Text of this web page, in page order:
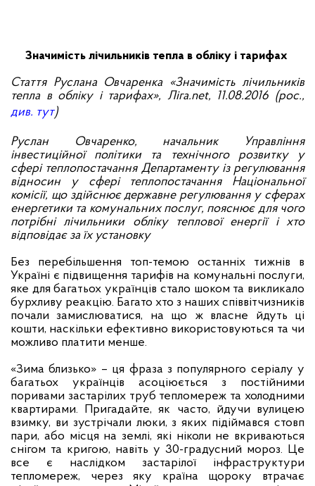
Значимість лічильників тепла в обліку і тарифах
Стаття РусланаОвчаренка «Значимість лічильників
тепла в обліку і тарифах», Ліга.net, 11.08.2016 (рос.,
див. тут)
Руслан Овчаренко, начальник Управління
інвестиційної політики та технічного розвитку у
сфері теплопостачання Департаменту із регулювання
відносин у сфері теплопостачання Національної
комісії, що здійснює державне регулювання у сферах
енергетики та комунальних послуг, пояснює для чого
потрібні лічильники обліку теплової енергії і хто
відповідає за їх установку
Без перебільшення топ-темою останніх тижнів в
Україні є підвищення тарифів на комунальні послуги,
яке для багатьох українців стало шоком та викликало
бурхливу реакцію. Багато хто з наших співвітчизників
почали замислюватися, на що ж власне йдуть ці
кошти, наскільки ефективно використовуються та чи
можливо платити менше.
«Зима близько» – ця фраза з популярного серіалу у
багатьох українців асоціюється з постійними
поривами застарілих труб тепломереж та холодними
квартирами. Пригадайте, як часто, йдучи вулицею
взимку, ви зустрічали люки, з яких підіймався стовп
пари, або місця на землі, які ніколи не вкриваються
снігом та кригою, навіть у 30-градусний мороз. Це
все є наслідком застарілої інфраструктури
тепломереж, через яку країна щороку втрачає